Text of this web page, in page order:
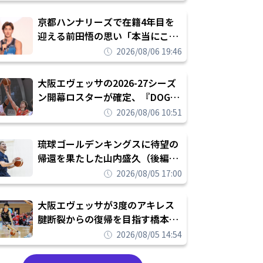
れを告げてプロ転向を決断
京都ハンナリーズで在籍4年目を
迎える前田悟の思い「本当にこの
チームで勝ちたい、負けたまま舐
められたまま終わりたくない」
2026/08/06 19:46
大阪エヴェッサの2026-27シーズ
ン開幕ロスターが確定、『DOG
FIGHT』のチームカルチャーを推
し進めて結果を求めるシーズンへ
2026/08/06 10:51
琉球ゴールデンキングスに待望の
帰還を果たした山内盛久（後編）
「1人のウチナーンチュとしてみ
んなが誇りに思えるチームにして
いく」
2026/08/05 17:00
大阪エヴェッサが3度のアキレス
腱断裂からの復帰を目指す橋本拓
哉と契約を締結「もう一度コート
に立ちたい」
2026/08/05 14:54